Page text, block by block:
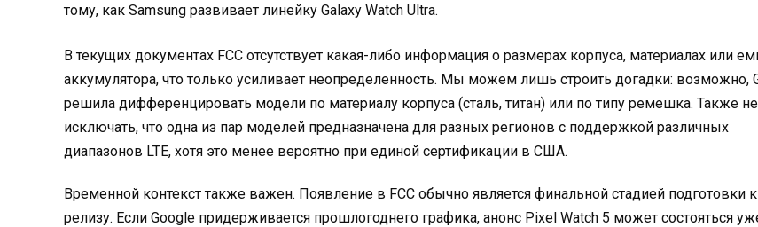
тому, как Samsung развивает линейку Galaxy Watch Ultra.
В текущих документах FCC отсутствует какая-либо информация о размерах корпуса, материалах или
аккумулятора, что только усиливает неопределенность. Мы можем лишь строить догадки: возможно,
решила дифференцировать модели по материалу корпуса (сталь, титан) или по типу ремешка. Также
исключать, что одна из пар моделей предназначена для разных регионов с поддержкой различных
диапазонов LTE, хотя это менее вероятно при единой сертификации в США.
Временной контекст также важен. Появление в FCC обычно является финальной стадией подготовки к
релизу. Если Google придерживается прошлогоднего графика, анонс Pixel Watch 5 может состояться